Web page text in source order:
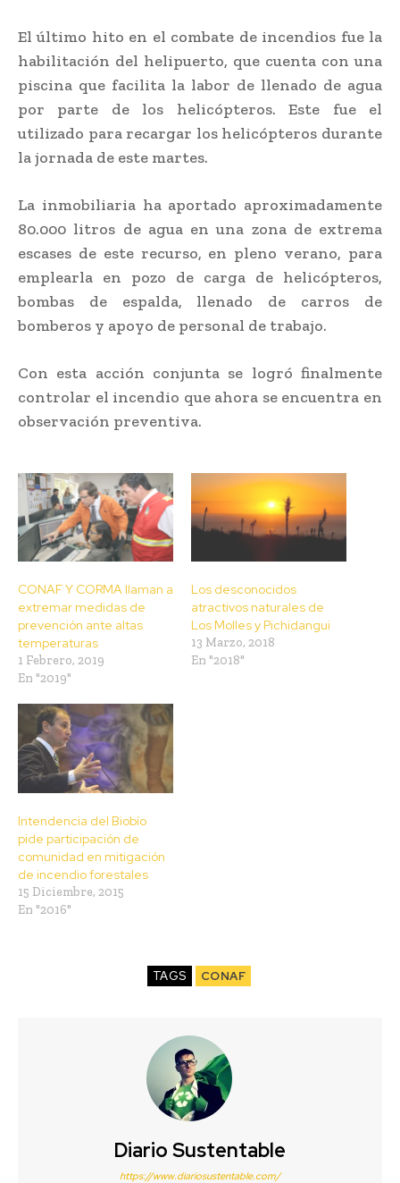
El último hito en el combate de incendios fue la
habilitación del helipuerto, que cuenta con una
piscina que facilita la labor de llenado de agua
por parte de los helicópteros. Este fue el
utilizado para recargar los helicópteros durante
la jornada de este martes.
La inmobiliaria ha aportado aproximadamente
80.000 litros de agua en una zona de extrema
escases de este recurso, en pleno verano, para
emplearla en pozo de carga de helicópteros,
bombas de espalda, llenado de carros de
bomberos y apoyo de personal de trabajo.
Con esta acción conjunta se logró finalmente
controlar el incendio que ahora se encuentra en
observación preventiva.
CONAF Y CORMA llaman a
extremar medidas de
prevención ante altas
temperaturas
1 Febrero, 2019
En "2019"
Los desconocidos
atractivos naturales de
Los Molles y Pichidangui
13 Marzo, 2018
En "2018"
Intendencia del Biobío
pide participación de
comunidad en mitigación
de incendio forestales
15 Diciembre, 2015
En "2016"
TAGS CONAF
Diario Sustentable
https://www.diariosustentable.com/